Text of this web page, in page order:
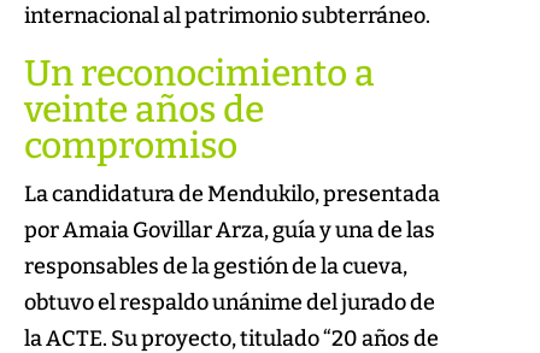
internacional al patrimonio subterráneo.
Un reconocimiento a
veinte años de
compromiso
La candidatura de Mendukilo, presentada
por Amaia Govillar Arza, guía y una de las
responsables de la gestión de la cueva,
obtuvo el respaldo unánime del jurado de
la ACTE. Su proyecto, titulado “20 años de